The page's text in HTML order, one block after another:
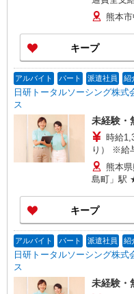
熊本
キープ
アルバイト パート 派遣社員 紹
日研トータルソーシング株
ス
未経験・
時給
り）
熊本
島町」駅
やすいエ
い！！
キープ
アルバイト パート 派遣社員 紹
日研トータルソーシング株
ス
未経験・